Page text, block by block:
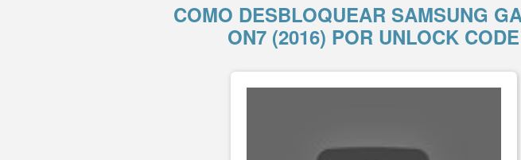
COMO DESBLOQUEAR SAMSUNG
ON7 (2016) POR UNLOCK CODE